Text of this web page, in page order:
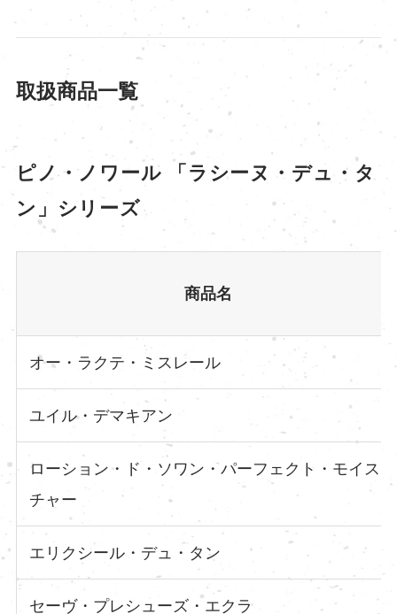
取扱商品一覧
ピノ・ノワール 「ラシーヌ・デュ・タ
ン」シリーズ
商品名
オー・ラクテ・ミスレール
ユイル・デマキアン
ローション・ド・ソワン・パーフェクト・モイス
チャー
エリクシール・デュ・タン
セーヴ・プレシューズ・エクラ